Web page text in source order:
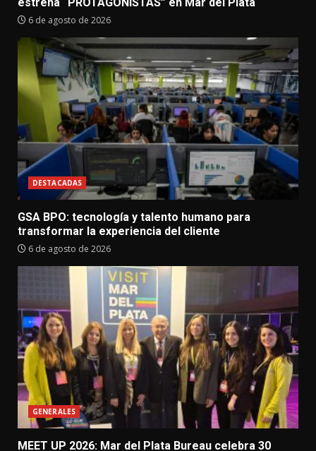
estrena “PROTAGONISTAS” en Mar del Plata
6 de agosto de 2026
DESTACADAS
GSA BPO: tecnología y talento humano para
transformar la experiencia del cliente
6 de agosto de 2026
GENERALES
MEET UP 2026: Mar del Plata Bureau celebra 30